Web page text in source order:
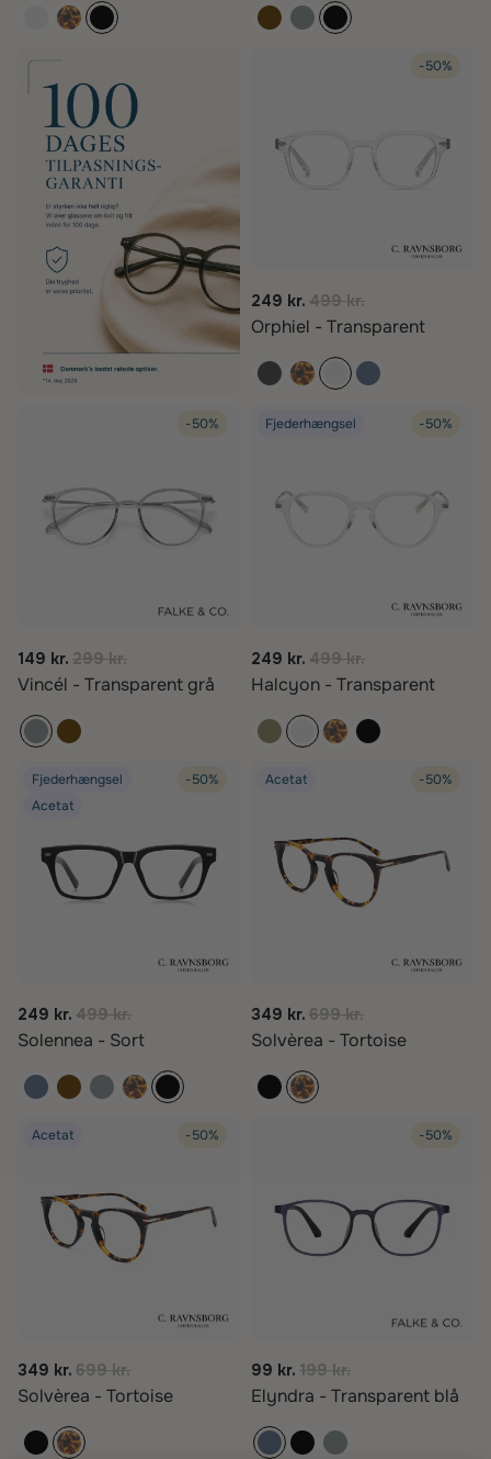
-50%
249 kr. 499 kr.
Orphiel - Transparent
-50%
149 kr. 299 kr.
Vincél - Transparent grå
Fjederhængsel -50%
249 kr. 499 kr.
Halcyon - Transparent
Fjederhængsel
Acetat
-50%
249 kr. 499 kr.
Solennea - Sort
Acetat -50%
349 kr. 699 kr.
Solvèrea - Tortoise
Acetat -50%
349 kr. 699 kr.
Solvèrea - Tortoise
-50%
99 kr. 199 kr.
Elyndra - Transparent blå